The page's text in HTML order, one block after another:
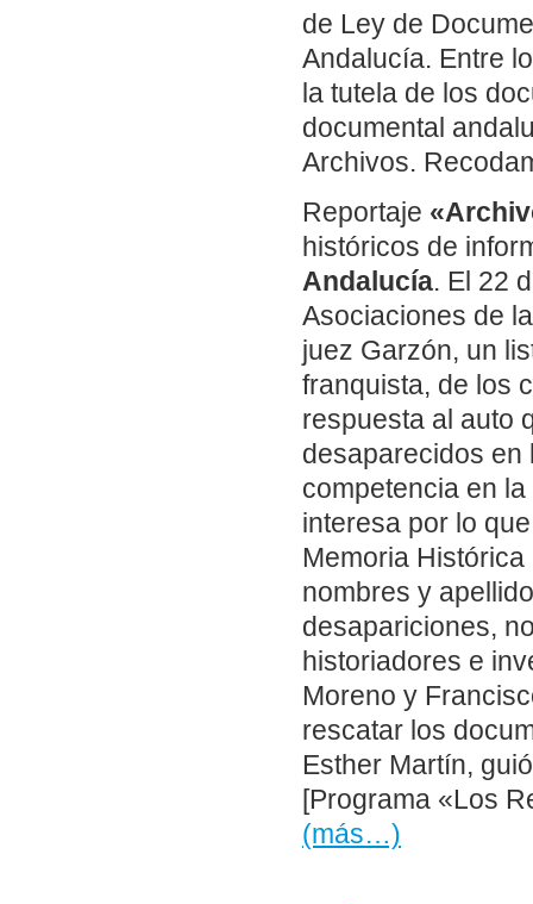
de Ley de
Andalucía. Entre
la tutela de los
documental
Archivos.
Reportaje
históricos de
Andalucía. El 22
Asociaciones de
juez Garzón, un
franquista, de los
respuesta al auto
desaparecidos en
competencia en
interesa por lo
Memoria
nombres y
desapariciones,
historiadores e
Moreno y
rescatar los
Esther Martín,
[Programa «Los
(más…)